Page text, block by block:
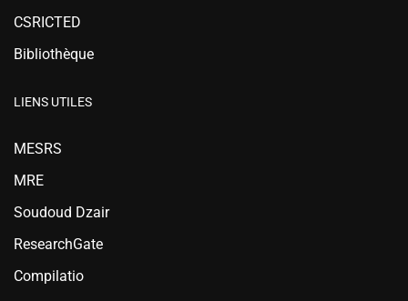
CSRICTED
Bibliothèque
LIENS UTILES
MESRS
MRE
Soudoud Dzair
ResearchGate
Compilatio